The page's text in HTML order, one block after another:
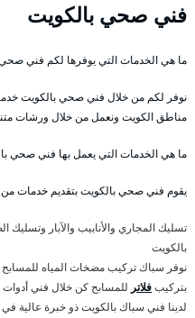
فني صحي بالكويت
ما هي الخدمات التي يوفرها لكم فني
نوفر لكم من خلال فني صحي بالكويت
مناطق الكويت ونعمل من خلال ورشات
ما هي الخدمات التي يعمل بها فني صحي
يقوم فني صحي بالكويت بتقديم خدمات من
تسليك المجاري والأنابيب والآبار
بالكويت
نوفر سباك تركيب مضخات المياه للمسابح
بتركيبفلاتر للمسابح كن خلال فني
لدينا فني سباك بالكويت ذو خبرة عالية